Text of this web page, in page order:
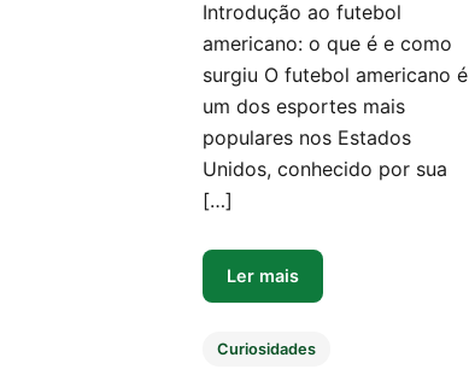
Introdução ao futebol
americano: o que é e como
surgiu O futebol americano é
um dos esportes mais
populares nos Estados
Unidos, conhecido por sua
[…]
Ler mais
Curiosidades